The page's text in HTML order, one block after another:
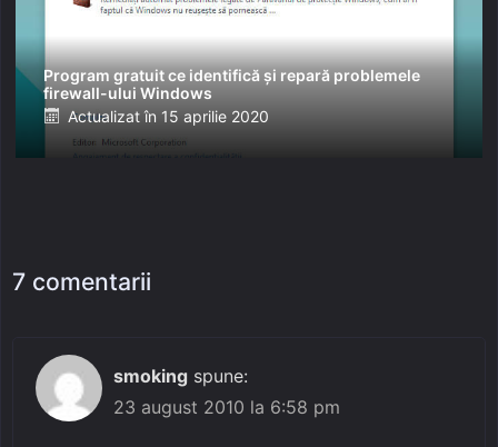
Program gratuit ce identifică și repară problemele
firewall-ului Windows
Posted
on
Actualizat în 15 aprilie 2020
7 comentarii
smoking spune:
23 august 2010 la 6:58 pm